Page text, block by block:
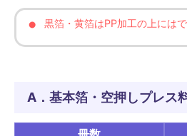
黒箔・黄箔はPP加工の上にはで
A．基本箔・空押しプレス